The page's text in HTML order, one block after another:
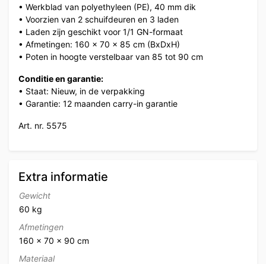
• Werkblad van polyethyleen (PE), 40 mm dik
• Voorzien van 2 schuifdeuren en 3 laden
• Laden zijn geschikt voor 1/1 GN-formaat
• Afmetingen: 160 x 70 x 85 cm (BxDxH)
• Poten in hoogte verstelbaar van 85 tot 90 cm
Conditie en garantie:
• Staat: Nieuw, in de verpakking
• Garantie: 12 maanden carry-in garantie
Art. nr. 5575
Extra informatie
Gewicht
60 kg
Afmetingen
160 × 70 × 90 cm
Materiaal